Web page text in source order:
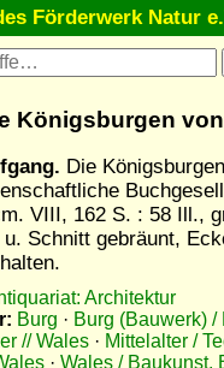
Förderwerk Natur
Königsburgen
Die
VIII, 162 S. : 58 Ill.,
Schnitt gebräunt,
Architektur
Burg · Burg (Bauwerk) /
// Wales · Mittelalter /
· Wales / Baukunst,